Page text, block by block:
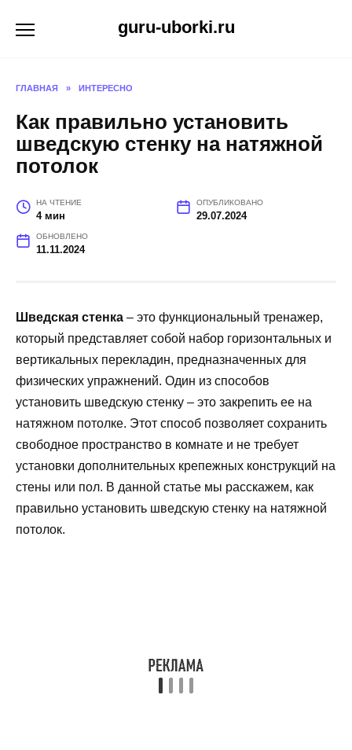
guru-uborki.ru
ГЛАВНАЯ » ИНТЕРЕСНО
Как правильно установить
шведскую стенку на натяжной
потолок
НА ЧТЕНИЕ
4 мин
ОПУБЛИКОВАНО
29.07.2024
ОБНОВЛЕНО
11.11.2024
Шведская стенка – это функциональный тренажер,
который представляет собой набор горизонтальных и
вертикальных перекладин, предназначенных для
физических упражнений. Один из способов
установить шведскую стенку – это закрепить ее на
натяжном потолке. Этот способ позволяет сохранить
свободное пространство в комнате и не требует
установки дополнительных крепежных конструкций на
стены или пол. В данной статье мы расскажем, как
правильно установить шведскую стенку на натяжной
потолок.